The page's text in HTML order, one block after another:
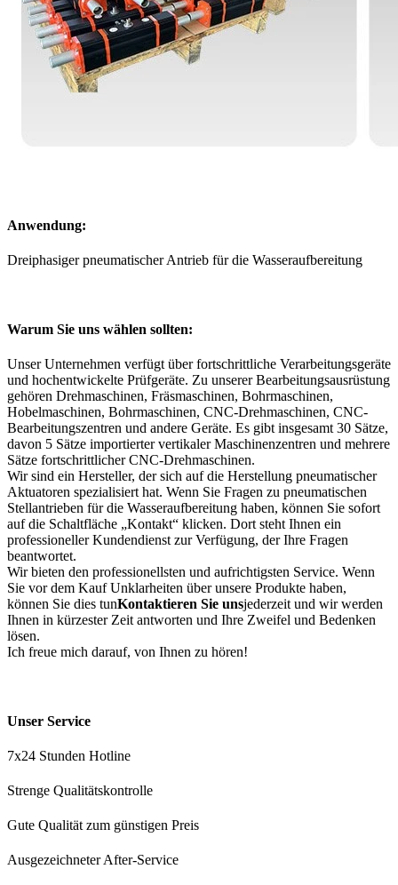
Anwendung:
Dreiphasiger pneumatischer Antrieb für die Wasseraufbereitung
Warum Sie uns wählen sollten:
Unser Unternehmen verfügt über fortschrittliche Verarbeitungsgeräte
und hochentwickelte Prüfgeräte. Zu unserer Bearbeitungsausrüstung
gehören Drehmaschinen, Fräsmaschinen, Bohrmaschinen,
Hobelmaschinen, Bohrmaschinen, CNC-Drehmaschinen, CNC-
Bearbeitungszentren und andere Geräte. Es gibt insgesamt 30 Sätze,
davon 5 Sätze importierter vertikaler Maschinenzentren und mehrere
Sätze fortschrittlicher CNC-Drehmaschinen.
Wir sind ein Hersteller, der sich auf die Herstellung pneumatischer
Aktuatoren spezialisiert hat. Wenn Sie Fragen zu pneumatischen
Stellantrieben für die Wasseraufbereitung haben, können Sie sofort
auf die Schaltfläche „Kontakt“ klicken. Dort steht Ihnen ein
professioneller Kundendienst zur Verfügung, der Ihre Fragen
beantwortet.
Wir bieten den professionellsten und aufrichtigsten Service. Wenn
Sie vor dem Kauf Unklarheiten über unsere Produkte haben,
können Sie dies tunKontaktieren Sie unsjederzeit und wir werden
Ihnen in kürzester Zeit antworten und Ihre Zweifel und Bedenken
lösen.
Ich freue mich darauf, von Ihnen zu hören!
Unser Service
7x24 Stunden Hotline
Strenge Qualitätskontrolle
Gute Qualität zum günstigen Preis
Ausgezeichneter After-Service